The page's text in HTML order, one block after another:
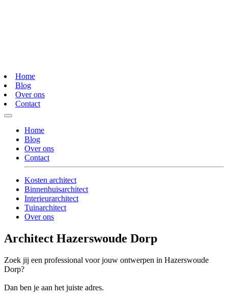
Home
Blog
Over ons
Contact
Home
Blog
Over ons
Contact
Kosten architect
Binnenhuisarchitect
Interieurarchitect
Tuinarchitect
Over ons
Architect Hazerswoude Dorp
Zoek jij een professional voor jouw ontwerpen in Hazerswoude
Dorp?
Dan ben je aan het juiste adres.